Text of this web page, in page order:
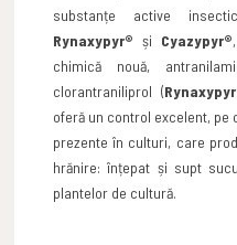
substanțe active
Rynaxypyr® și Cyazypyr®
chimică nouă,
clorantraniliprol (
oferă un control excelent, pe
prezente în culturi, care
hrănire: înțepat și supt
plantelor de cultură.